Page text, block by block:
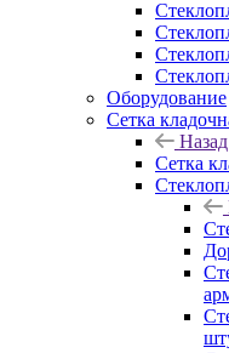
Оборудование
Сетка
Назад
Сетка